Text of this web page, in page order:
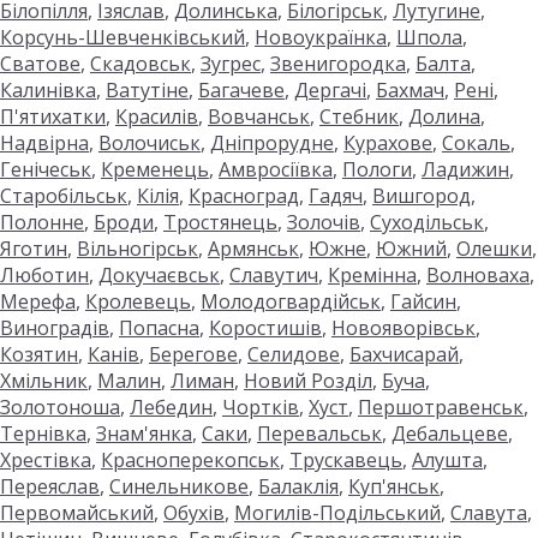
Білопілля, Ізяслав, Долинська, Білогірськ, Лутугине,
Корсунь-Шевченківський, Новоукраїнка, Шпола,
Сватове, Скадовськ, Зугрес, Звенигородка, Балта,
Калинівка, Ватутіне, Багачеве, Дергачі, Бахмач, Рені,
П'ятихатки, Красилів, Вовчанськ, Стебник, Долина,
Надвірна, Волочиськ, Дніпрорудне, Курахове, Сокаль,
Генічеськ, Кременець, Амвросіївка, Пологи, Ладижин,
Старобільськ, Кілія, Красноград, Гадяч, Вишгород,
Полонне, Броди, Тростянець, Золочів, Суходільськ,
Яготин, Вільногірськ, Армянськ, Южне, Южний, Олешки,
Люботин, Докучаєвськ, Славутич, Кремінна, Волноваха,
Мерефа, Кролевець, Молодогвардійськ, Гайсин,
Виноградів, Попасна, Коростишів, Новояворівськ,
Козятин, Канів, Берегове, Селидове, Бахчисарай,
Хмільник, Малин, Лиман, Новий Розділ, Буча,
Золотоноша, Лебедин, Чортків, Хуст, Першотравенськ,
Тернівка, Знам'янка, Саки, Перевальськ, Дебальцеве,
Хрестівка, Красноперекопськ, Трускавець, Алушта,
Переяслав, Синельникове, Балаклія, Куп'янськ,
Первомайський, Обухів, Могилів-Подільський, Славута,